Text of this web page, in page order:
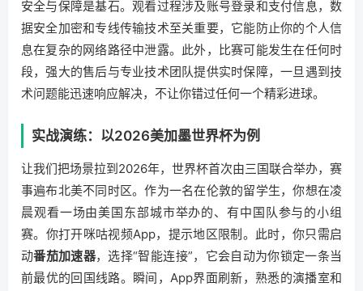
安全与保障是基石。观看过程涉及账号登录和支付信息，数
据安全加密和专线传输技术至关重要，它能防止你的个人信
息在复杂的网络路径中泄露。此外，比赛可能发生在任何时
段，强大的售后与专业技术团队提供实时保障，一旦遇到技
术问题能迅速响应解决，不让你错过任何一个精彩进球。
实战演练：以2026美加墨世界杯为例
让我们把场景拉到2026年，世界杯首次由三国联合举办，赛
事遍布北美不同时区。作为一名在伦敦的留学生，你想在凌
晨观看一场由美国东部城市举办的、有中国队参与的小组
赛。你打开咪咕视频App，提示地区限制。此时，你只需启
动番茄加速器，选择“智能连接”，它会自动为你锁定一条当
前最优的回国线路。瞬间，App界面刷新，熟悉的演播室和